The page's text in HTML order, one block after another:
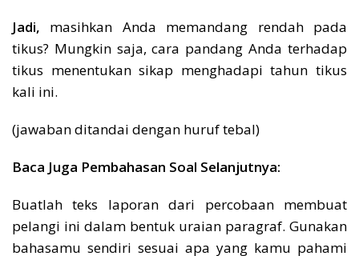
Jadi, masihkan Anda memandang rendah pada
tikus? Mungkin saja, cara pandang Anda terhadap
tikus menentukan sikap menghadapi tahun tikus
kali ini.
(jawaban ditandai dengan huruf tebal)
Baca Juga Pembahasan Soal Selanjutnya:
Buatlah teks laporan dari percobaan membuat
pelangi ini dalam bentuk uraian paragraf. Gunakan
bahasamu sendiri sesuai apa yang kamu pahami